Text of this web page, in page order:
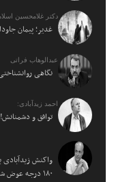
دکتر غلامحسین
غدیر؛ پیمان
عبدالوهاب فراتی
نگاهی
احمد زیدآبادی:
توافق و دشمنانش!
واکنش زیدآبادی
۱۸۰ درجه عوض شده